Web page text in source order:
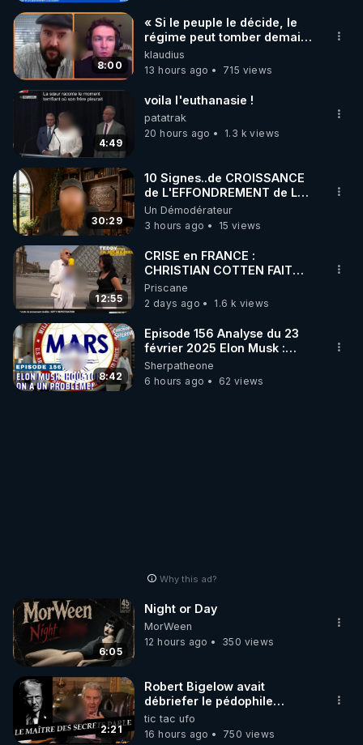
8:00
« Si le peuple le décide, le
régime peut tomber demain !
»
klaudius
13 hours ago
715 views
4:49
voila l'euthanasie !
patatrak
20 hours ago
1.3 k views
30:29
10 Signes..de CROISSANCE
de L'EFFONDREMENT de La
Civilisation
de"DECROISSANCE de
L'Humaine Société"?
Un Démodérateur
3 hours ago
15 views
12:55
CRISE en FRANCE :
CHRISTIAN COTTEN FAIT
une étrange découverte
Priscane
2 days ago
1.6 k views
8:42
Episode 156 Analyse du 23
février 2025 Elon Musk :
Houston , on a un problème !
Sherpatheone
6 hours ago
62 views
Why this ad?
6:05
Night or Day
MorWeen
12 hours ago
350 views
2:21
Robert Bigelow avait
débriefer le pédophile
génocidaire de donald j
trump
tic tac ufo
16 hours ago
750 views